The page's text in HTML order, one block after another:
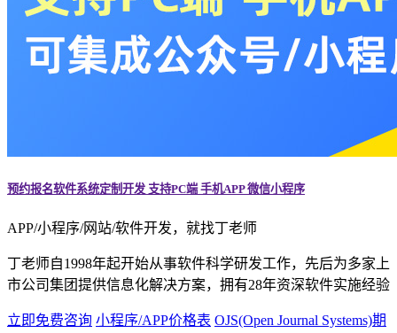
预约报名软件系统定制开发 支持PC端 手机APP 微信小程序
APP/小程序/网站/软件开发，就找丁老师
丁老师自1998年起开始从事软件科学研发工作，先后为多家上
市公司集团提供信息化解决方案，拥有28年资深软件实施经验
立即免费咨询 小程序/APP价格表 OJS(Open Journal Systems)期